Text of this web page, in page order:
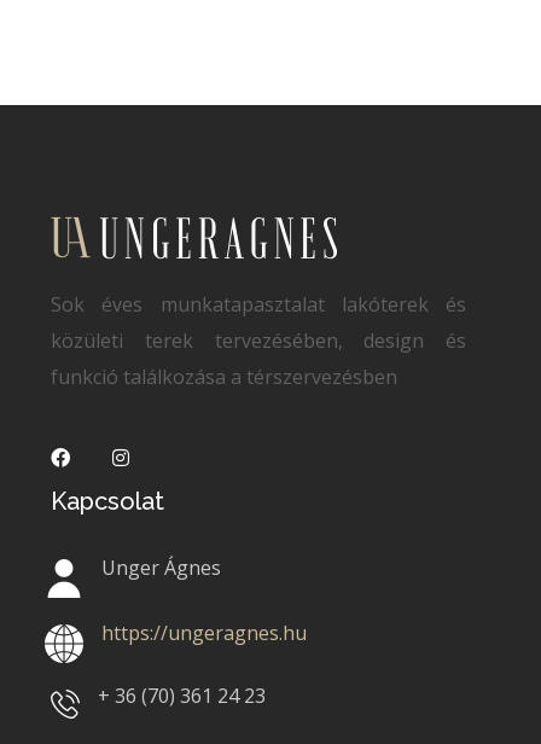
Sok éves munkatapasztalat lakóterek és
közületi terek tervezésében, design és
funkció találkozása a térszervezésben
Kapcsolat
Unger Ágnes
https://ungeragnes.hu
+ 36 (70)361 24 23